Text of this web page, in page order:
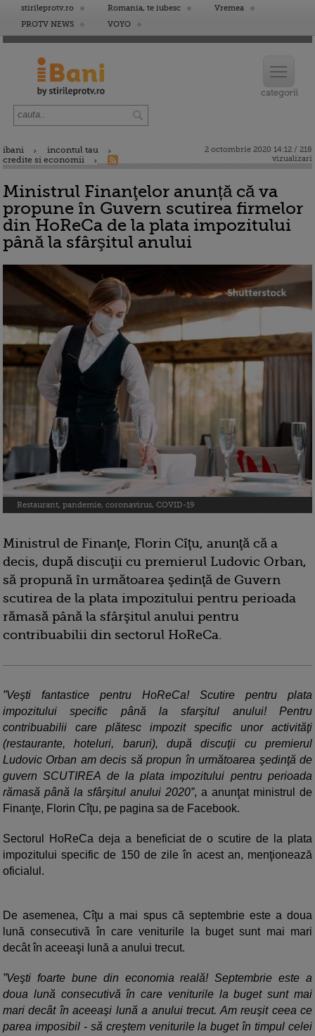
stirileprotv.ro Romania, te iubesc
Vremea
PROTV NEWS
VOYO
ibani
incontul tau
credite si economii
2 octombrie 2020 14:12 / 218
vizualizari
Ministrul Finanţelor anunță că va
propune în Guvern scutirea firmelor
din HoReCa de la plata impozitului
până la sfârşitul anului
Restaurant, pandemie, coronavirus, COVID-19
Ministrul de Finanţe, Florin Cîţu, anunţă că a
decis, după discuţii cu premierul Ludovic Orban,
să propună în următoarea şedinţă de Guvern
scutirea de la plata impozitului pentru perioada
rămasă până la sfârşitul anului pentru
contribuabilii din sectorul HoReCa.
”Veşti fantastice pentru HoReCa! Scutire pentru plata
impozitului specific până la sfarşitul anului! Pentru
contribuabilii care plătesc impozit specific unor activităţi
(restaurante, hoteluri, baruri), după discuţii cu premierul
Ludovic Orban am decis să propun în următoarea şedinţă de
guvern SCUTIREA de la plata impozitului pentru perioada
rămasă până la sfârşitul anului 2020”, a anunţat ministrul de
Finanţe, Florin Cîţu, pe pagina sa de Facebook.
Sectorul HoReCa deja a beneficiat de o scutire de la plata
impozitului specific de 150 de zile în acest an, menţionează
oficialul.
De asemenea, Cîţu a mai spus că septembrie este a doua
lună consecutivă în care veniturile la buget sunt mai mari
decât în aceeaşi lună a anului trecut.
”Veşti foarte bune din economia reală! Septembrie este a
doua lună consecutivă în care veniturile la buget sunt mai
mari decât în aceeaşi lună a anului trecut. Am reuşit ceea ce
parea imposibil - să creştem veniturile la buget în timpul celei